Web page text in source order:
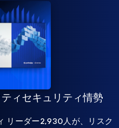
ィセキュリティ情勢
リーダー2,930人が、リスク